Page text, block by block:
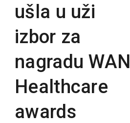
ušla u uži
izbor za
nagradu WAN
Healthcare
awards